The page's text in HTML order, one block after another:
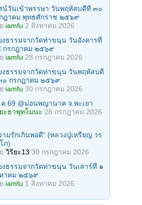
น์วันเข้าพรรษา วันพฤหัสบดีที่ ๓๐
ฎาคม พุทธศักราช ๒๕๖๙
iamfu 2 สิงหาคม 2026
งธรรมจากวัดท่าขนุน วันอังคารที่
กรกฎาคม ๒๕๖๙
iamfu 28 กรกฎาคม 2026
งธรรมจากวัดท่าขนุน วันพฤหัสบดี
๐ กรกฎาคม ๒๕๖๙
iamfu 30 กรกฎาคม 2026
ค.69 @ม่อนพญานาค จ.พะเยา
ยะธาพุทโมนะ 28 กรกฎาคม 2026
ามรักเกินพอดี" (หลวงปู่เหรียญ วร
ภ)
วิริยะ13 30 กรกฎาคม 2026
งธรรมจากวัดท่าขนุน วันเสาร์ที่ ๑
าคม ๒๕๖๙
iamfu 1 สิงหาคม 2026